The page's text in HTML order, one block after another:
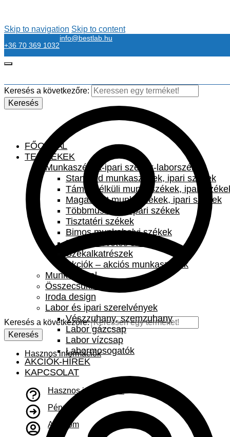
Skip to navigation Skip to content
+36 70 369 1032
info@bestlab.hu
Keresés a következőre:
Keresés
Hasznos információk
Keresés a következőre:
Keresés
FŐOLDAL
TERMÉKEK
Munkaszékek-ipari székek-laborszékek
Standard munkaszékek, ipari székek
Támla nélküli munkaszékek, ipari
Magasított munkaszékek, ipari székek
Többműszakos ipari székek
Tisztatéri székek
Bimos munkahelyi székek
Irodai szövetes székek
Székalkatrészek
Akciók – akciós munkaszékek
Munkaasztal
Összecsukható asztal
Iroda design
Labor és ipari szerelvények
Vészzuhany, szemzuhany
Labor gázcsap
Labor vízcsap
Labormosogatók
AKCIÓK-HÍREK
KAPCSOLAT
Hasznos információk
Pénztár
A fiókom